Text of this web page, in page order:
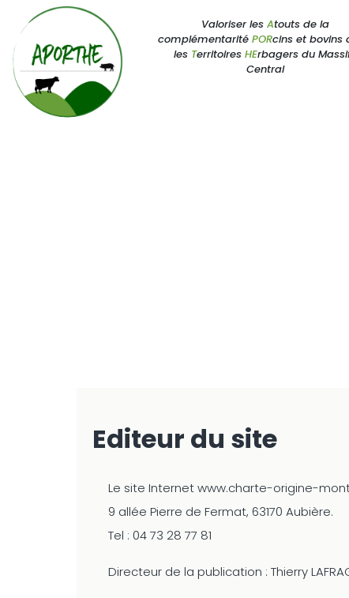
Valoriser les Atouts de la
complémentarité PORcins et bovins
les Territoires HErbagers du
Central
Editeur du site
Le site Internet www.charte-origine-
9 allée Pierre de Fermat, 63170 Aubière.
Tel : 04 73 28 77 81
Directeur de la publication : Thierry